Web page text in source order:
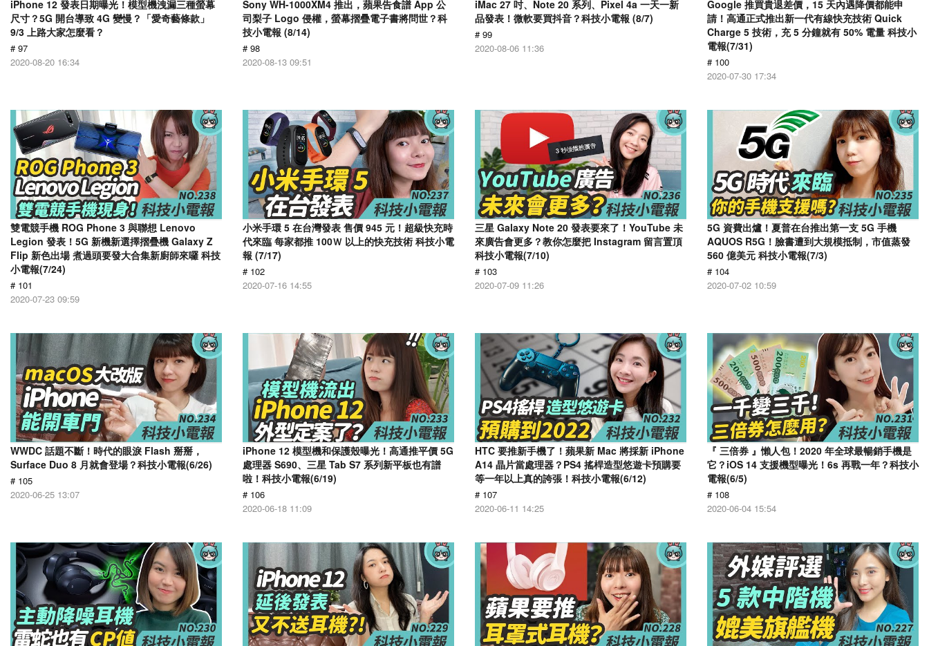
iPhone 12 發表日期曝光！模型機洩漏三種螢幕
尺寸？5G 開台導致 4G 變慢？「愛奇藝條款」
9/3 上路大家怎麼看？
# 97
2020-08-20 16:34
Sony WH-1000XM4 推出，蘋果告食譜 App 公
司梨子 Logo 侵權，螢幕摺疊電子書將問世？科
技小電報 (8/14)
# 98
2020-08-13 09:51
iMac 27 吋、Note 20 系列、Pixel 4a 一天一新
品發表！微軟要買抖音？科技小電報 (8/7)
# 99
2020-08-06 11:36
Google 推買貴退差價，15 天內遇降價都能申
請！高通正式推出新一代有線快充技術 Quick
Charge 5 技術，充 5 分鐘就有 50% 電量 科技小
電報(7/31)
# 100
2020-07-30 17:34
雙電競手機 ROG Phone 3 與聯想 Lenovo
Legion 發表！5G 新機新選擇摺疊機 Galaxy Z
Flip 新色出場 煮過頭要發大合集新廚師來囉 科技
小電報(7/24)
# 101
2020-07-23 09:59
小米手環 5 在台灣發表 售價 945 元！超級快充時
代來臨 每家都推 100Ｗ 以上的快充技術 科技小電
報 (7/17)
# 102
2020-07-16 14:55
三星 Galaxy Note 20 發表要來了！YouTube 未
來廣告會更多？教你怎麼把 Instagram 留言置頂
科技小電報(7/10)
# 103
2020-07-09 11:26
5G 資費出爐！夏普在台推出第一支 5G 手機
AQUOS R5G！臉書遭到大規模抵制，市值蒸發
560 億美元 科技小電報(7/3)
# 104
2020-07-02 10:59
WWDC 話題不斷！時代的眼淚 Flash 掰掰，
Surface Duo 8 月就會登場？科技小電報(6/26)
# 105
2020-06-25 13:07
iPhone 12 模型機和保護殼曝光！高通推平價 5G
處理器 S690、三星 Tab S7 系列新平板也有譜
啦！科技小電報(6/19)
# 106
2020-06-18 11:09
HTC 要推新手機了！蘋果新 Mac 將採新 iPhone
A14 晶片當處理器？PS4 搖桿造型悠遊卡預購要
等一年以上真的誇張！科技小電報(6/12)
# 107
2020-06-11 14:25
『 三倍券 』懶人包！2020 年全球最暢銷手機是
它？iOS 14 支援機型曝光！6s 再戰一年？科技小
電報(6/5)
# 108
2020-06-04 15:54